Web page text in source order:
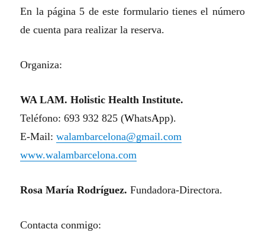
En la página 5 de este formulario tienes el número
de cuenta para realizar la reserva.
Organiza:
WA LAM.HolisticHealthInstitute.
Teléfono: 693 932 825 (WhatsApp).
E-Mail:walambarcelona@gmail.com
www.walambarcelona.com
Rosa María Rodríguez. Fundadora-Directora.
Contacta conmigo: